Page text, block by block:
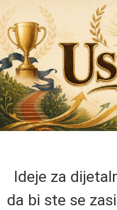
Ideje za
da bi ste se